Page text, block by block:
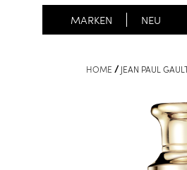
MARKEN NEU
HOME JEAN PAUL